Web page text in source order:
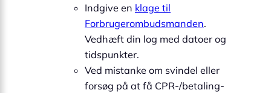
Indgive en klage til
Forbrugerombudsmanden.
Vedhæft din log med datoer og
tidspunkter.
Ved mistanke om svindel eller
forsøg på at få CPR-/betaling­